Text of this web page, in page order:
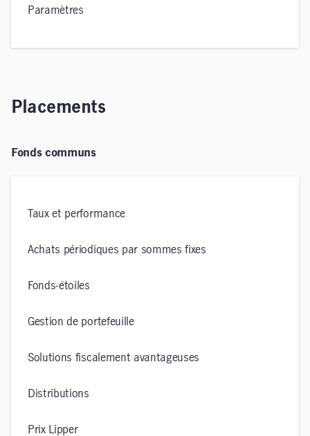
Paramètres
Placements
Fonds communs
Taux et performance
Achats périodiques par sommes fixes
Fonds-étoiles
Gestion de portefeuille
Solutions fiscalement avantageuses
Distributions
Prix Lipper